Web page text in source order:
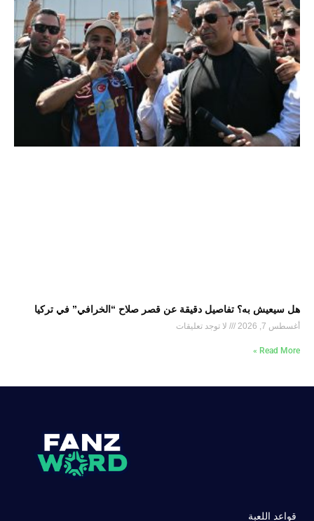
هل سيعيش به؟ تفاصيل دقيقة عن قصر صلاح “الخرافي” في تركيا
أغسطس 7, 2026 لا توجد تعليقات
Read More »
قواعد اللعبة